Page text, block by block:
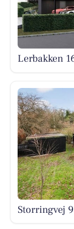
Lerbakken
Storringvej